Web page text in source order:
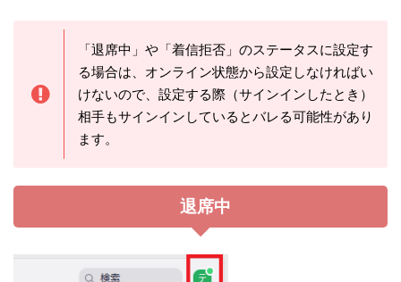
「退席中」や「着信拒否」のステータスに設定す
る場合は、オンライン状態から設定しなければい
けないので、設定する際（サインインしたとき）
相手もサインインしているとバレる可能性があり
ます。
退席中